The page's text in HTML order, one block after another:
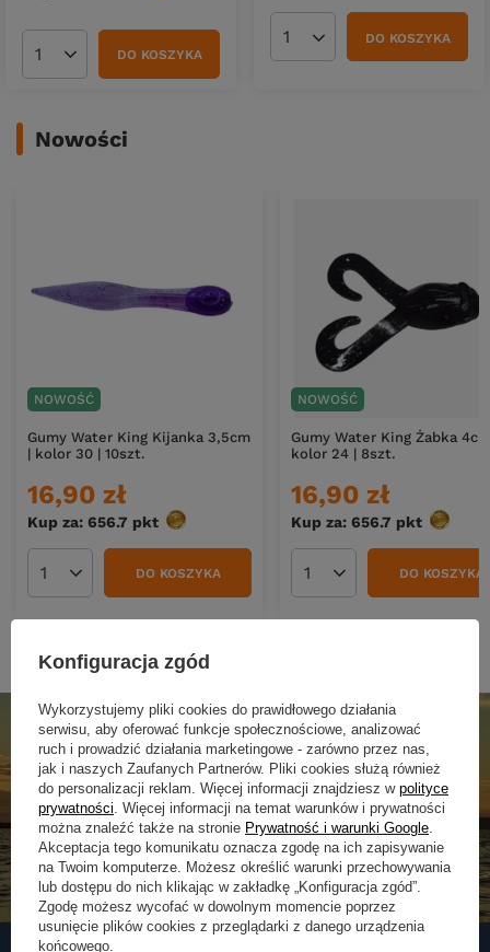
Ilość produktówDO KOSZYKA
Ilość produktówDO KOSZYKA
Nowości
NOWOŚĆ
Gumy Water King Kijanka 3,5cm
| kolor 30 | 10szt.
16,90 zł
Kup za: 656.7 pkt punktów
Ilość produktówDO KOSZYKA
NOWOŚĆ
Gumy Water King Żabka
kolor 24 | 8szt.
16,90 zł
Kup za: 656.7 pkt
Ilość produktówDO KOSZYKA
Konfiguracja zgód
Wykorzystujemy pliki cookies do prawidłowego działania
serwisu, aby oferować funkcje społecznościowe, analizować
ruch i prowadzić działania marketingowe - zarówno przez nas,
jak i naszych Zaufanych Partnerów. Pliki cookies służą również
do personalizacji reklam. Więcej informacji znajdziesz w polityce
prywatności . Więcej informacji na temat warunków i prywatności
można znaleźć także na stronie Prywatność i warunki Google
Akceptacja tego komunikatu oznacza zgodę na ich zapisywanie
na Twoim komputerze. Możesz określić warunki przechowywania
lub dostępu do nich klikając w zakładkę „Konfiguracja zgód”.
Zgodę możesz wycofać w dowolnym momencie poprzez
usunięcie plików cookies z przeglądarki z danego urządzenia
końcowego.